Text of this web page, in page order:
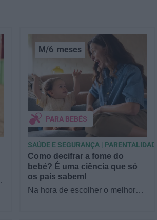
Como decifrar a fome do
bebé? É uma ciência que só
os pais sabem!
Na hora de escolher o melhor
M/6 meses
PARA BEBÉS
SAÚDE E SEGURANÇA | PARENTALIDADE